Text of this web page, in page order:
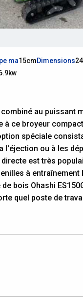
ma15cmDimensions
au puissant
à ce broyeur
spéciale
l'éjection ou à les
est très
à entraînement
bois Ohashi
quel poste de